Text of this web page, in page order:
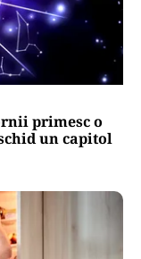
primesc o
un capitol